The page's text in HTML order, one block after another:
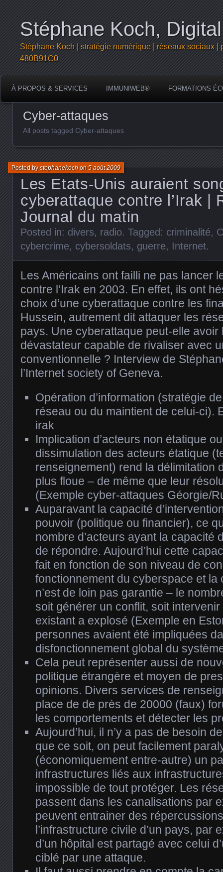
Stéphane Koch,
Stéphane Koch | stratégie numérique | réseaux sociaux
480B91C0
À PROPOS & SERVICES IMMUNIWEB® FORMATIONS
Cyber-attaques
All posts tagged Cyber-attaques
Les Etats-Unis auraient
cyberattaque contre l’Irak |
Journal du matin
Posted bystephanekochon5 août 2009
Posted in: divers, radio. Tagged: criminalité,
cybercrime, cybersoldats, guerre, Internet.
Les Américains ont failli ne pas lancer
contre l’Irak en 2003. En effet, ils ont
choix d’une cyberattaque contre les
Hussein, autrement dit attaquer les
pays. Une cyberattaque peut-elle avoir
dévastateur capable de rivaliser avec
conventionnelle ? Interview de
l’Internet society of Geneva.
Opération d’information (stratégie
réseau ou du maintient de celui-ci).
irak
Implication d’acteurs non étatique
dissimulation des acteurs étatique
renseignement) rend la délimitation
plus floue – de même que leur
(Exemple cyber-attaques Géorgie/
Auparavant la capacité
pouvoir (politique ou financier), ce
nombre d’acteurs ayant la capacité
de répondre. Aujourd’hui cette
fait en fonction de son niveau de
fonctionnement du cyberspace et la
n’est de loin pas garantie – le
soit générer un conflit, soit
existant a explosé (Exemple en
personnes avaient été impliquées
disfonctionnement global du
Cela peut représenter aussi de
politique étrangère et moyen de
opinions. Divers services de
place de de près de 20000 (faux)
les comportements et détecter les
Aujourd’hui, il n’y a pas de besoin
que ce soit, on peut facilement
(économiquement entre-autre) un
infrastructures liés aux
impossible de tout protéger. Les
passent dans les canalisations par
peuvent entrainer des
l’infrastructure civile d’un pays, par
d’un hôpital est partagé avec celui
ciblé par une attaque.